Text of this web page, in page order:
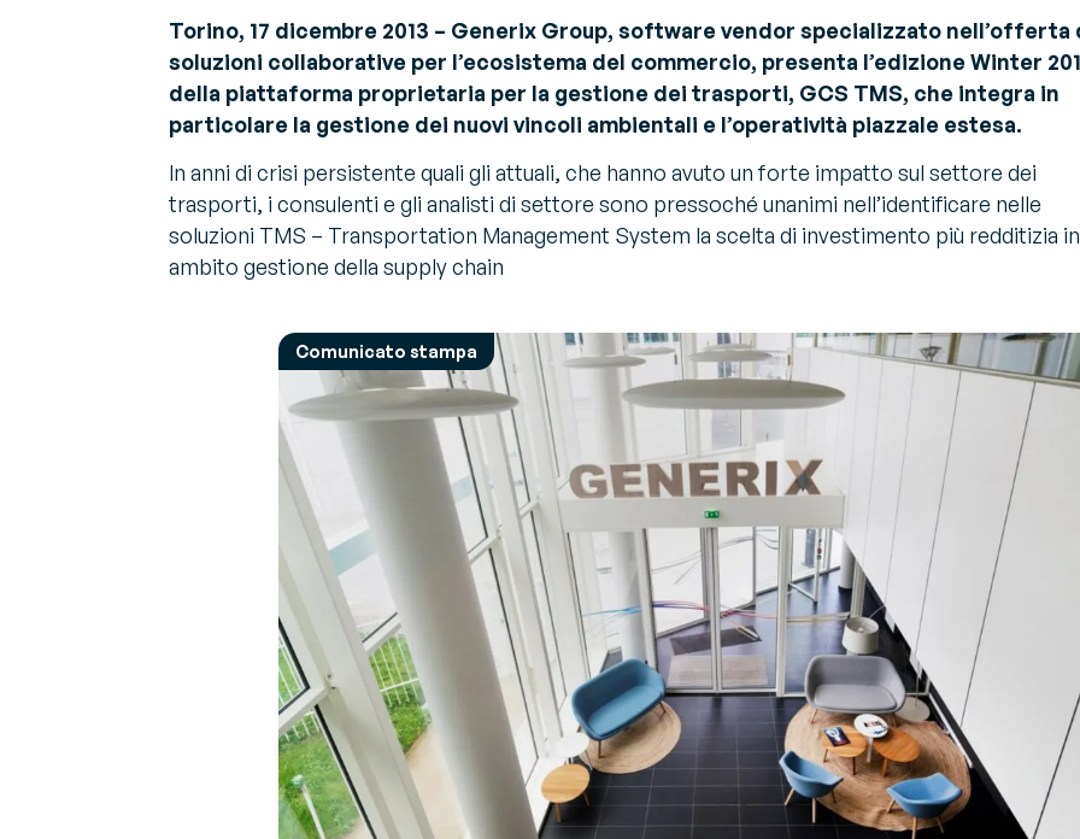
Ottimizza i trasporti e riduci la
CO2
Vendor Managed Inventory –
Costruisci una supply chain
snella ed efficiente
Chi siamo
Scopri chi siamo
La parola all'esperto
Suggerimenti e raccomandazioni degli
esperti sulle sfide e sulle soluzioni del settore
Torino, 17 dicembre 2013 – Generix Group, software vendor specializzato nell’offerta
soluzioni collaborative per l’ecosistema del commercio, presenta l’edizione Winter
della piattaforma proprietaria per la gestione dei trasporti, GCS TMS, che integra in
particolare la gestione dei nuovi vincoli ambientali e l’operatività piazzale estesa.
In anni di crisi persistente quali gli attuali, che hanno avuto un forte impatto sul settore dei
trasporti, i consulenti e gli analisti di settore sono pressoché unanimi nell’identificare nelle
soluzioni TMS – Transportation Management System la scelta di investimento più redditizia in
ambito gestione della supply chain
Comunicato stampa